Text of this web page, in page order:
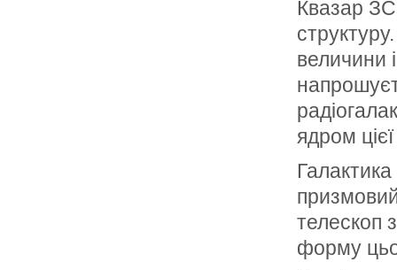
Квазар ЗС
величини
ядром
телескоп
форму